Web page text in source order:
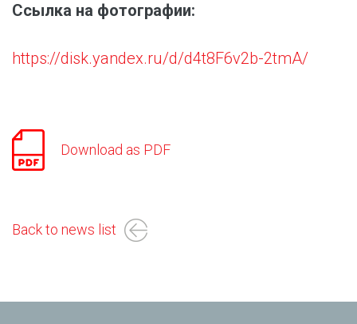
Ссылка на фотографии:
https://disk.yandex.ru/d/d4t8F6v2b-2tmA/
Download as PDF
Back to news list